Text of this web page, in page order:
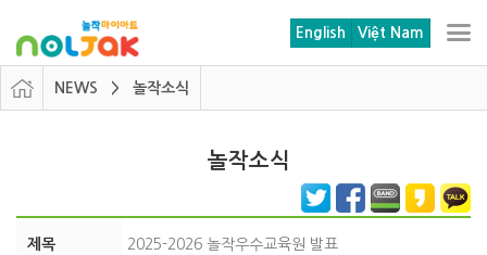
English Việt Nam
NEWS > 놀작소식
놀작소식
제목 2025-2026 놀작우수교육원 발표